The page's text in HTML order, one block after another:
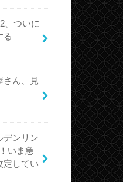
、ついに
る
さん、見
デンリン
いま急
定してい